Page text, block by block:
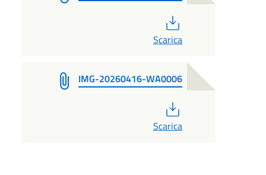
Scarica
IMG-20260416-WA0006
Scarica